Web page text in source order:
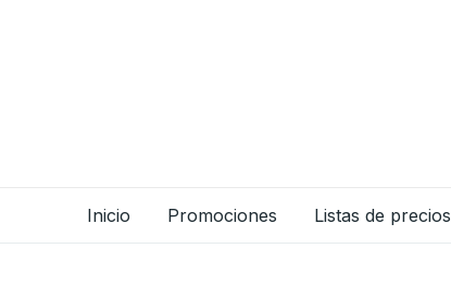
Inicio Promociones Listas de precios